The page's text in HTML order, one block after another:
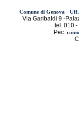
Comune di Genova - Uff.
Via Garibaldi 9 -
tel. 010
Pec: